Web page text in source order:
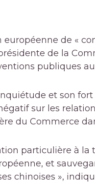
européenne de «
de la
publiques
et son
sur les
du Commerce
particulière à
et
chinoises »,